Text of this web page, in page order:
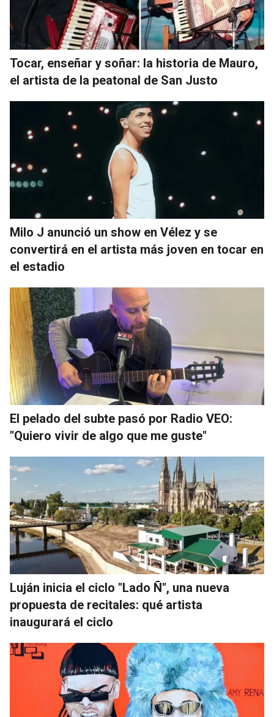
Tocar, enseñar y soñar: la historia de Mauro,
el artista de la peatonal de San Justo
Milo J anunció un show en Vélez y se
convertirá en el artista más joven en tocar en
el estadio
El pelado del subte pasó por Radio VEO:
"Quiero vivir de algo que me guste"
Luján inicia el ciclo "Lado Ñ", una nueva
propuesta de recitales: qué artista
inaugurará el ciclo